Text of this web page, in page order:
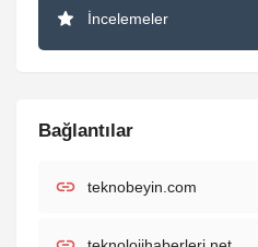
İncelemeler
Bağlantılar
teknobeyin.com